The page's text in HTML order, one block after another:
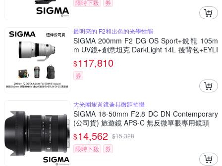
限時下殺
券
最明亮的 F2和出色的光學性能
SIGMA 200mm F2 DG OS Sport+銳龍 105m
m UV鏡+創意坦克 DarkLight 14L 後背包+EYLI
N EY-15清潔組 For SONY E-mount (公司貨)
$117,810
券
大光圈旅遊鏡兼具微距拍攝
SIGMA 18-50mm F2.8 DC DN Contemporary
(公司貨) 旅遊鏡 APS-C 無反微單眼專用鏡頭
$14,562 $15,328
限時下殺
券